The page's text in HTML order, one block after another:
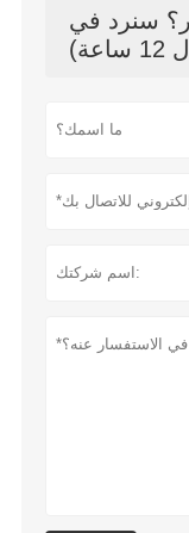
سنرد في